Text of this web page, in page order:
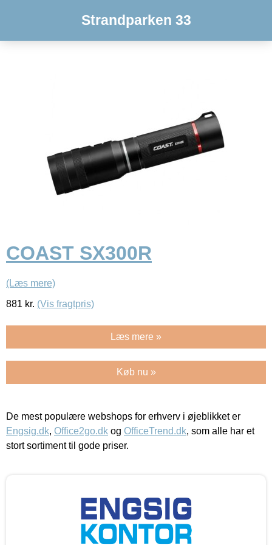
Strandparken 33
COAST SX300R
(Læs mere)
881 kr. (Vis fragtpris)
Læs mere »
Køb nu »
De mest populære webshops for erhverv i øjeblikket er
Engsig.dk, Office2go.dk og OfficeTrend.dk, som alle har et
stort sortiment til gode priser.